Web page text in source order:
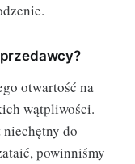
otwartość na
wątpliwości.
niechętny do
powinniśmy